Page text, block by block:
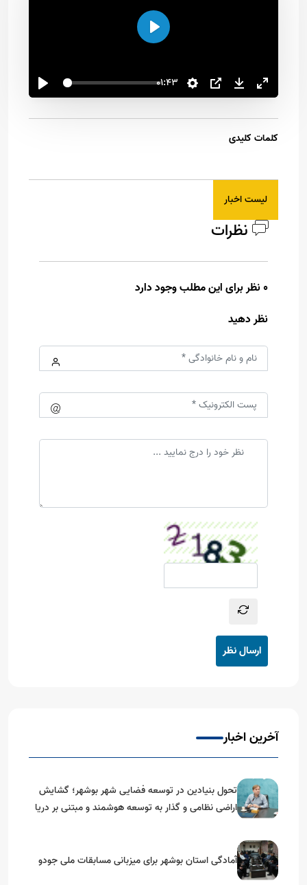
01:43
اجرا
کلمات کلیدی
لیست اخبار
نظرات
0 نظر برای این مطلب وجود دارد
نظر دهید
ارسال نظر
آخرین اخبار
تحول بنیادین در توسعه فضایی شهر بوشهر؛ گشایش
اراضی نظامی و گذار به توسعه هوشمند و مبتنی بر دریا
آمادگی استان بوشهر برای میزبانی مسابقات ملی جودو